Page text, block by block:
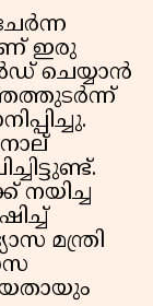
ഇരു
ചെയ്യാൻ
നയിച്ച
മന്ത്രി